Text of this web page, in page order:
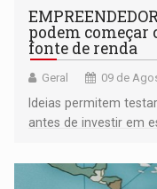
podem
fonte de renda
Geral 09 de
Ideias permitem
antes de investir em